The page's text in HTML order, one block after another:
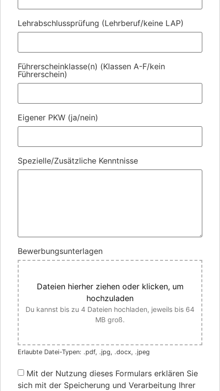
Lehrabschlussprüfung (Lehrberuf/keine LAP)
Führerscheinklasse(n) (Klassen A-F/kein
Führerschein)
Eigener PKW (ja/nein)
Spezielle/Zusätzliche Kenntnisse
Bewerbungsunterlagen
Dateien hierher ziehen oder klicken, um
hochzuladen
Du kannst bis zu 4 Dateien hochladen, jeweils bis 64
MB groß.
Erlaubte Datei-Typen: .pdf, .jpg, .docx, .jpeg
Mit der Nutzung dieses Formulars erklären Sie
sich mit der Speicherung und Verarbeitung Ihrer